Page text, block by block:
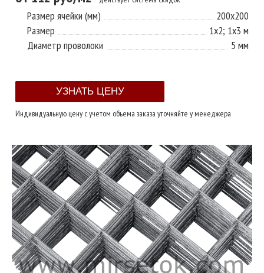
Размер ячейки (мм)
200х200
Размер
1х2; 1х3 м
Диаметр проволоки
5 мм
Индивидуальную цену с учетом объема заказа уточняйте у менеджера